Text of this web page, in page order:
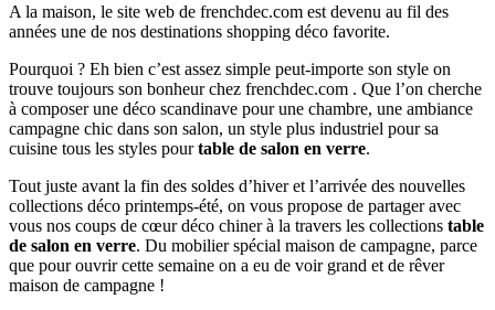
A la maison, le site web de frenchdec.com est devenu au fil des
années une de nos destinations shopping déco favorite.
Pourquoi ? Eh bien c’est assez simple peut-importe son style on
trouve toujours son bonheur chez frenchdec.com . Que l’on cherche
à composer une déco scandinave pour une chambre, une ambiance
campagne chic dans son salon, un style plus industriel pour sa
cuisine tous les styles pourtable de salon en verre.
Tout juste avant la fin des soldes d’hiver et l’arrivée des nouvelles
collections déco printemps-été, on vous propose de partager avec
vous nos coups de cœur déco chiner à la travers les collections table
de salon en verre. Du mobilier spécial maison de campagne, parce
que pour ouvrir cette semaine on a eu de voir grand et de rêver
maison de campagne !